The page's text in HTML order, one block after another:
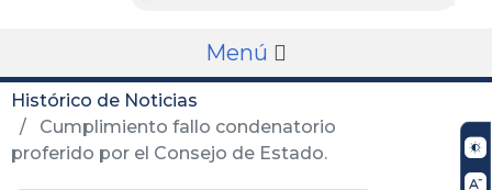
Menú
Histórico de Noticias
Cumplimiento fallo condenatorio
proferido por el Consejo de Estado.